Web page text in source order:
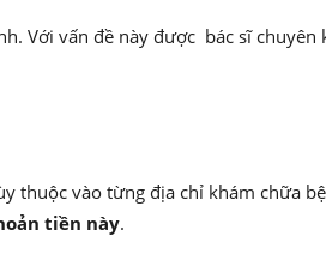
Với vấn đề này được bác sĩ
thuộc vào từng địa chỉ khám chữa
tiền này.